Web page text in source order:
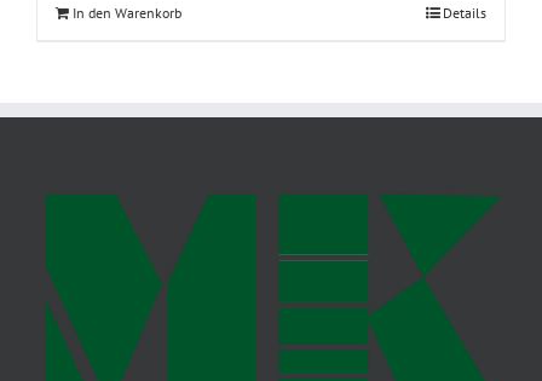
In den Warenkorb Details